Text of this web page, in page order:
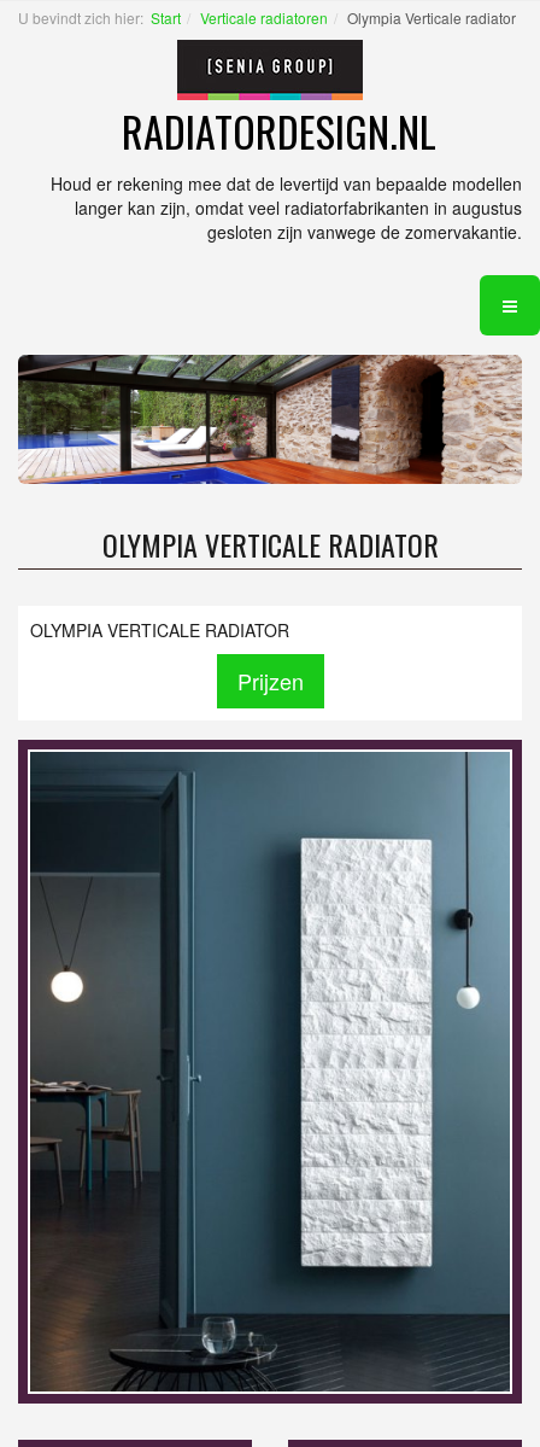
U bevindt zich hier: Start Verticale radiatoren Olympia Verticale radiator
RADIATORDESIGN.NL
Houd er rekening mee dat de levertijd van bepaalde modellen
langer kan zijn, omdat veel radiatorfabrikanten in augustus
gesloten zijn vanwege de zomervakantie.
OLYMPIA VERTICALE RADIATOR
OLYMPIA VERTICALE RADIATOR
Prijzen